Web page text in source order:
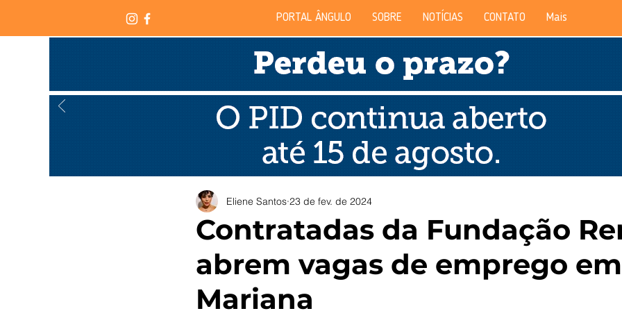
PORTAL ÂNGULO SOBRE NOTÍCIAS CONTATO Mais
Contratadas da Fundação
abrem vagas de emprego em
Mariana
Eliene Santos 23 de fev. de 2024